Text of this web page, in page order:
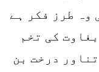
وہ طرز فکر ہے
کی تخم
درخت بن